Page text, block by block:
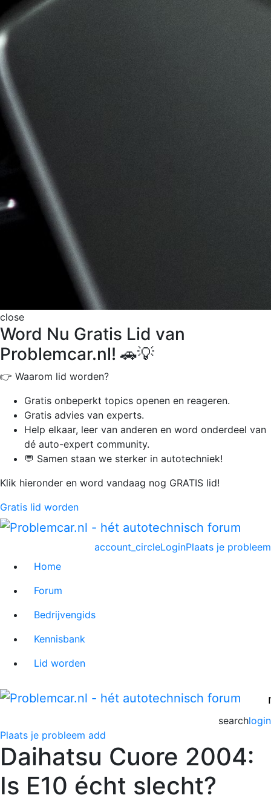
close
Word Nu Gratis Lid van
Problemcar.nl! 🚗💡
👉 Waarom lid worden?
Gratis onbeperkt topics openen en reageren.
Gratis advies van experts.
Help elkaar, leer van anderen en word onderdeel van
dé auto-expert community.
💬 Samen staan we sterker in autotechniek!
Klik hieronder en word vandaag nog GRATIS lid!
Gratis lid worden
Plaats je probleem
account_circleLogin
Home
Forum
Bedrijvengids
Kennisbank
Lid worden
login
search
Plaats je probleem add
Daihatsu Cuore 2004:
Is E10 écht slecht?